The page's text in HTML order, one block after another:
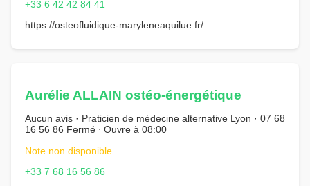
+33 6 42 42 84 41
https://osteofluidique-maryleneaquilue.fr/
Aurélie ALLAIN ostéo-énergétique
Aucun avis · Praticien de médecine alternative Lyon · 07 68
16 56 86 Fermé ⋅ Ouvre à 08:00
Note non disponible
+33 7 68 16 56 86